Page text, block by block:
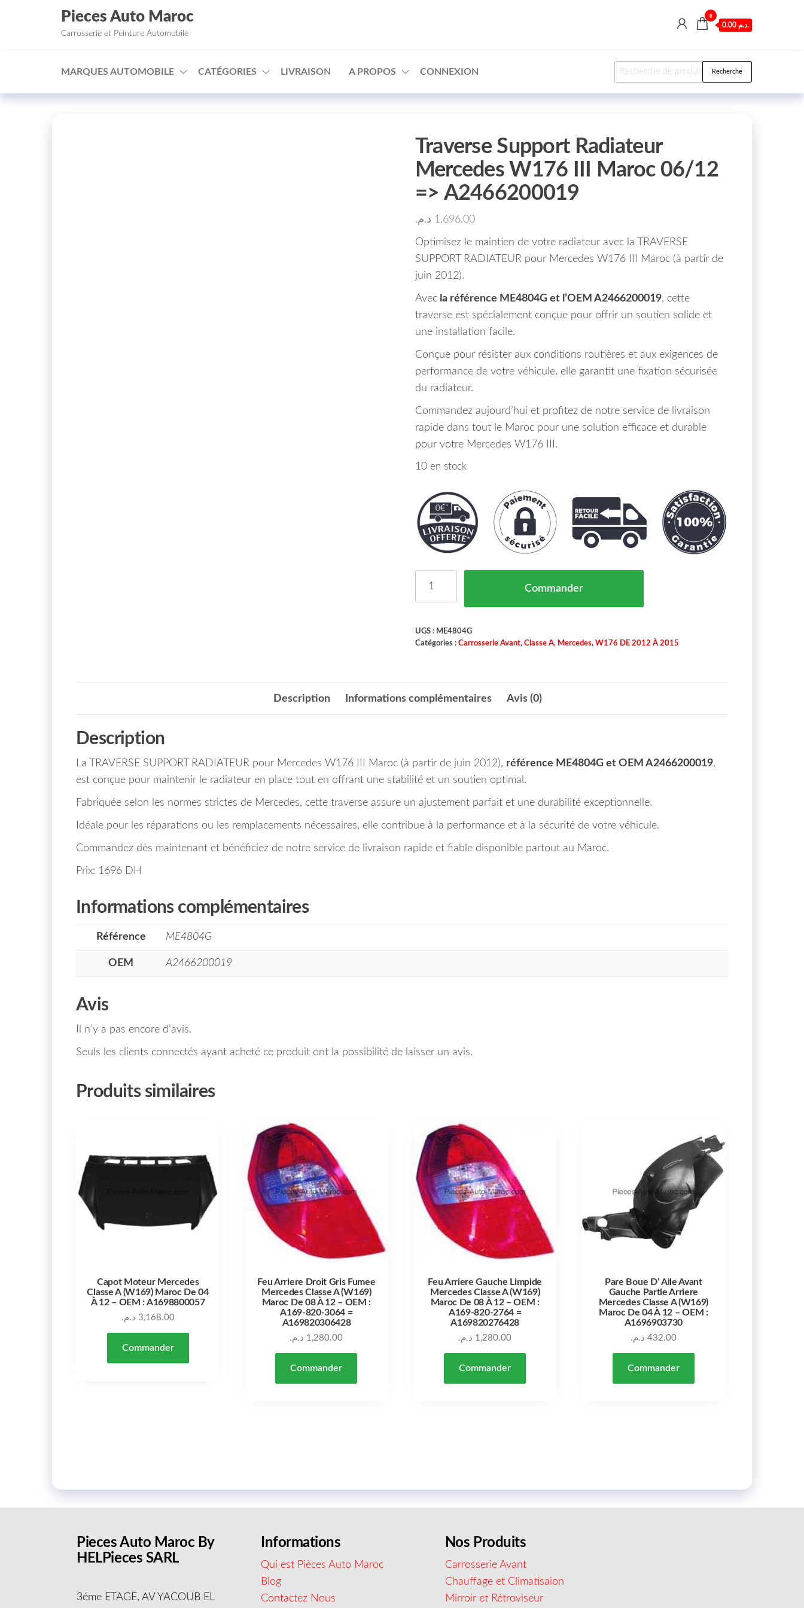
□
Aller au contenu
Pieces Auto Maroc
Carrosserie et Peinture Automobile
0
0.00 د.م.
MARQUES AUTOMOBILE CATÉGORIES LIVRAISON A PROPOS CONNEXION Recherche pour : Recherche
Traverse Support Radiateur
Mercedes W176 III Maroc 06/12
=> A2466200019
1,696.00 د.م.
Optimisez le maintien de votre radiateur avec la TRAVERSE
SUPPORT RADIATEUR pour Mercedes W176 III Maroc (à partir de
juin 2012).
Avecla référence ME4804G et l’OEM A2466200019, cette
traverse est spécialement conçue pour offrir un soutien solide et
une installation facile.
Conçue pour résister aux conditions routières et aux exigences de
performance de votre véhicule, elle garantit une fixation sécurisée
du radiateur.
Commandez aujourd’hui et profitez de notre service de livraison
rapide dans tout le Maroc pour une solution efficace et durable
pour votre Mercedes W176 III.
10 en stock
Commander
UGS : ME4804G
Catégories : Carrosserie Avant, Classe A, Mercedes, W176 DE 2012 À 2015
Description Informations complémentaires Avis (0)
Description
La TRAVERSE SUPPORT RADIATEUR pour Mercedes W176 III Maroc (à partir de juin 2012), référence ME4804G et OEM A2466200019,
est conçue pour maintenir le radiateur en place tout en offrant une stabilité et un soutien optimal.
Fabriquée selon les normes strictes de Mercedes, cette traverse assure un ajustement parfait et une durabilité exceptionnelle.
Idéale pour les réparations ou les remplacements nécessaires, elle contribue à la performance et à la sécurité de votre véhicule.
Commandez dès maintenant et bénéficiez de notre service de livraison rapide et fiable disponible partout au Maroc.
Prix: 1696 DH
Informations complémentaires
Référence ME4804G
OEM A2466200019
Avis
Il n’y a pas encore d’avis.
Seuls les clients connectés ayant acheté ce produit ont la possibilité de laisser un avis.
Produits similaires
Capot Moteur Mercedes
Classe A (W169) Maroc De 04
À 12 – OEM : A1698800057
3,168.00 د.م.
Commander
Feu Arriere Droit Gris Fumee
Mercedes Classe A (W169)
Maroc De 08 À 12 – OEM :
A169-820-3064 =
A169820306428
1,280.00 د.م.
Commander
Feu Arriere Gauche Limpide
Mercedes Classe A (W169)
Maroc De 08 À 12 – OEM :
A169-820-2764 =
A169820276428
1,280.00 د.م.
Commander
Pare Boue D’ Aile Avant
Gauche Partie Arriere
Mercedes Classe A (W169)
Maroc De 04 À 12 – OEM :
A1696903730
432.00 د.م.
Commander
Pieces Auto Maroc By
HELPieces SARL
3éme ETAGE, AV YACOUB EL
Informations
Qui est Pièces Auto Maroc
Blog
Contactez Nous
Nos Produits
Carrosserie Avant
Chauffage et Climatisaion
Mirroir et Rétroviseur